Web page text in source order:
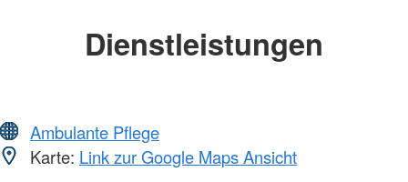
Dienstleistungen
Ambulante Pflege
Karte: Link zur Google Maps Ansicht